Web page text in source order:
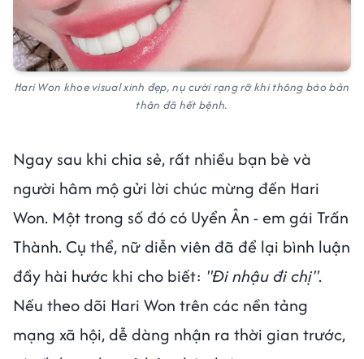
Hari Won khoe visual xinh đẹp, nụ cười rạng rỡ khi thông báo bản
thân đã hết bệnh.
Ngay sau khi chia sẻ, rất nhiều bạn bè và
người hâm mộ gửi lời chúc mừng đến Hari
Won. Một trong số đó có Uyển Ân - em gái Trấn
Thành. Cụ thể, nữ diễn viên đã để lại bình luận
đầy hài hước khi cho biết: "Đi nhậu đi chị".
Nếu theo dõi Hari Won trên các nền tảng
mạng xã hội, dễ dàng nhận ra thời gian trước,